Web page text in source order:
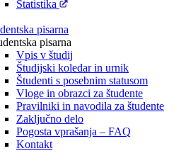
Statistika
pisarna
pisarna
Vpis v študij
Študijski koledar in urnik
Študenti s posebnim statusom
Vloge in obrazci za študente
Pravilniki in navodila za študente
Zaključno delo
Pogosta vprašanja – FAQ
Kontakt